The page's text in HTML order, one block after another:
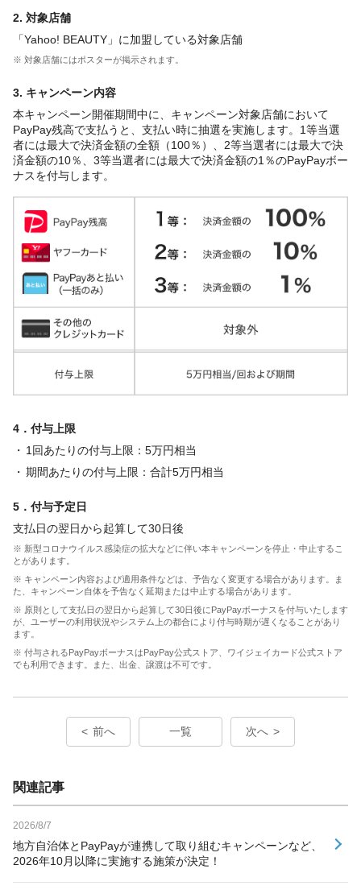
2. 対象店舗
「Yahoo! BEAUTY」に加盟している対象店舗
※ 対象店舗にはポスターが掲示されます。
3. キャンペーン内容
本キャンペーン開催期間中に、キャンペーン対象店舗において
PayPay残高で支払うと、支払い時に抽選を実施します。1等当選
者には最大で決済金額の全額（100％）、2等当選者には最大で決
済金額の10％、3等当選者には最大で決済金額の1％のPayPayボー
ナスを付与します。
4．付与上限
1回あたりの付与上限：5万円相当
期間あたりの付与上限：合計5万円相当
5．付与予定日
支払日の翌日から起算して30日後
※ 新型コロナウイルス感染症の拡大などに伴い本キャンペーンを停止・中止するこ
とがあります。
※ キャンペーン内容および適用条件などは、予告なく変更する場合があります。ま
た、キャンペーン自体を予告なく延期または中止する場合があります。
※ 原則として支払日の翌日から起算して30日後にPayPayボーナスを付与いたします
が、ユーザーの利用状況やシステム上の都合により付与時期が遅くなることがあり
ます。
※ 付与されるPayPayボーナスはPayPay公式ストア、ワイジェイカード公式ストア
でも利用できます。また、出金、譲渡は不可です。
前へ 一覧 次へ
関連記事
2026/8/7
地方自治体とPayPayが連携して取り組むキャンペーンなど、
2026年10月以降に実施する施策が決定！